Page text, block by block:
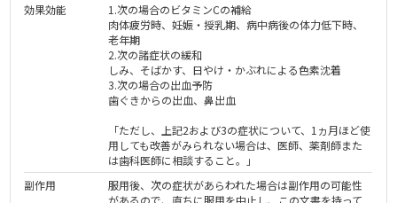
効果効能
1.次の場合のビタミンCの補給
肉体疲労時、妊娠・授乳期、病中病後の体力低下時、
老年期
2.次の諸症状の緩和
しみ、そばかす、日やけ・かぶれによる色素沈着
3.次の場合の出血予防
歯ぐきからの出血、鼻出血
「ただし、上記2および3の症状について、1ヵ月ほど使
用しても改善がみられない場合は、医師、薬剤師また
は歯科医師に相談すること。」
副作用
服用後、次の症状があらわれた場合は副作用の可能性
があるので、直ちに服用を中止し、この文書を持って